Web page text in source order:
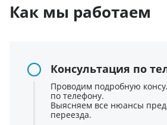
Как мы работаем
Консультация по
Проводим подробную
по телефону.
Выясняем все нюансы
переезда.